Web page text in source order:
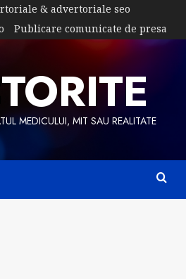
& advertoriale seo
Publicare comunicate de presa
MEDICULUI, MIT SAU REALITATE